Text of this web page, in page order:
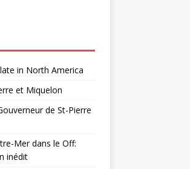
in North America
et Miquelon
de St-Pierre
Mer dans le Off:
inédit